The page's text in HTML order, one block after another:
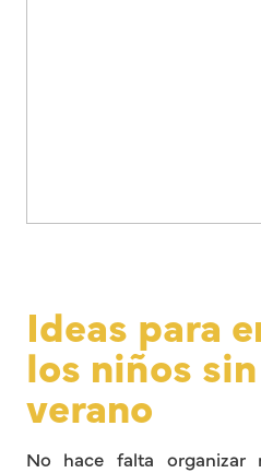
Ideas para
los niños
verano
No hace falta organizar